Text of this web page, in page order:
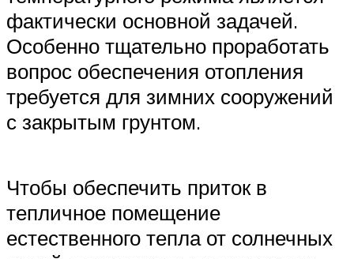
фактически основной задачей.
Особенно тщательно проработать
вопрос обеспечения отопления
требуется для зимних сооружений
с закрытым грунтом.
Чтобы обеспечить приток в
тепличное помещение
естественного тепла от солнечных